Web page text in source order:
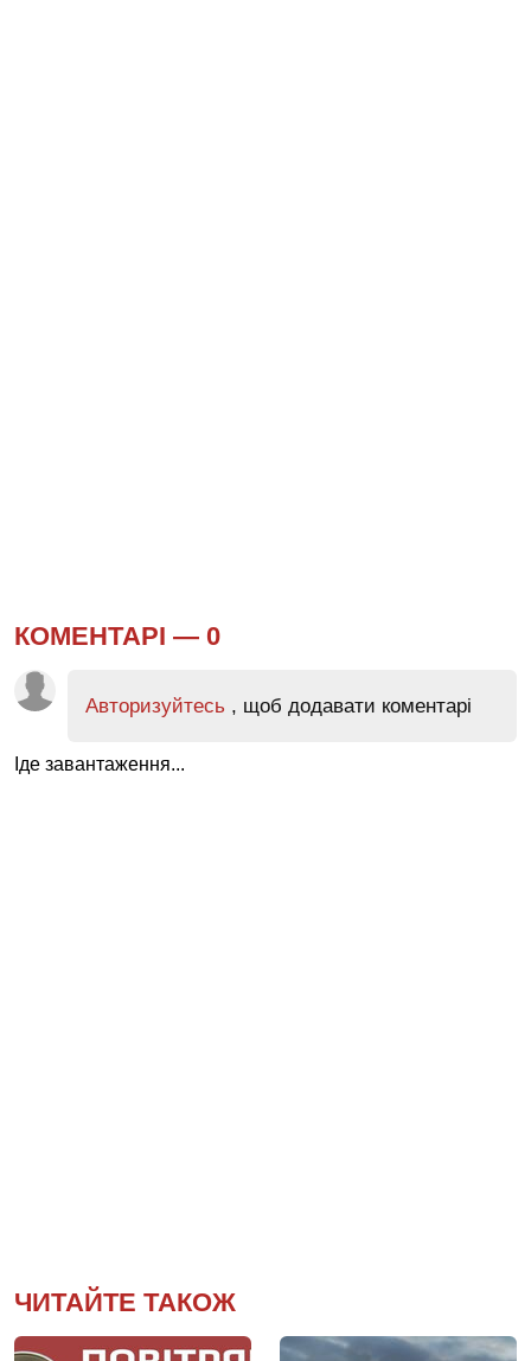
КОМЕНТАРІ — 0
Авторизуйтесь , щоб додавати коментарі
Іде завантаження...
ЧИТАЙТЕ ТАКОЖ